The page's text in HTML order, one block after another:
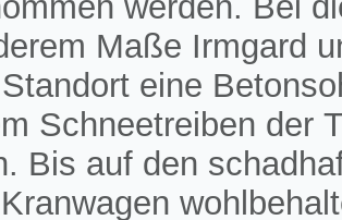
Maße Irmgard
eine
Schneetreiben der
Bis auf den